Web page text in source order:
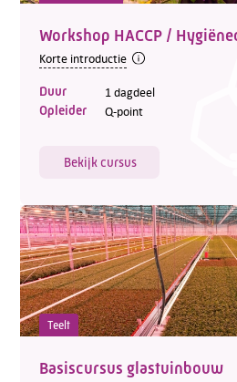
Workshop HACCP /
Korte introductie
Duur 1 dagdeel
Opleider Q-point
Bekijk cursus
Teelt
Basiscursus glastuinbouw